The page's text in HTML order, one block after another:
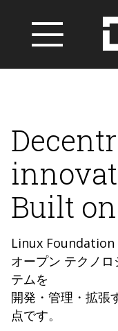
Built
Linux Foundation
オープン テクノ
テムを
開発・管理・拡張
点です。